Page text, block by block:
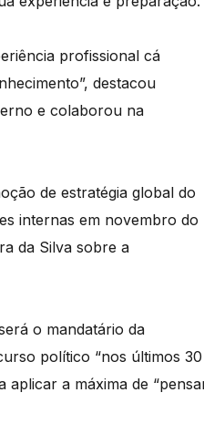
profissional cá
destacou
e colaborou na
de estratégia global do
internas em novembro do
da Silva sobre a
o mandatário da
político “nos últimos 30
aplicar a máxima de